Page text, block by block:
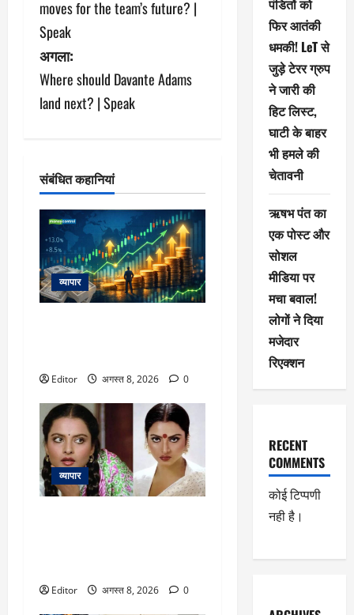
ने
वि
गे
न
moves for the team’s future? |
Speak
अगला:
Where should Davante Adams
land next? | Speak
संबंधित कहानियां
व्यापार
Editor अगस्त 8, 2026 0
व्यापार
Editor अगस्त 8, 2026 0
पंडितों को
फिर आतंकी
धमकी! LeT से
जुड़े टेरर ग्रुप
ने जारी की
हिट लिस्ट,
घाटी के बाहर
भी हमले की
चेतावनी
ऋषभ पंत का
एक पोस्ट और
सोशल
मीडिया पर
मचा बवाल!
लोगों ने दिया
मजेदार
रिएक्शन
RECENT
COMMENTS
कोई टिप्पणी
नही है।